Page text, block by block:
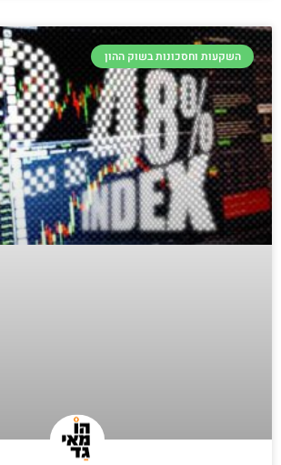
השקעות וחסכונות בשוק ההון